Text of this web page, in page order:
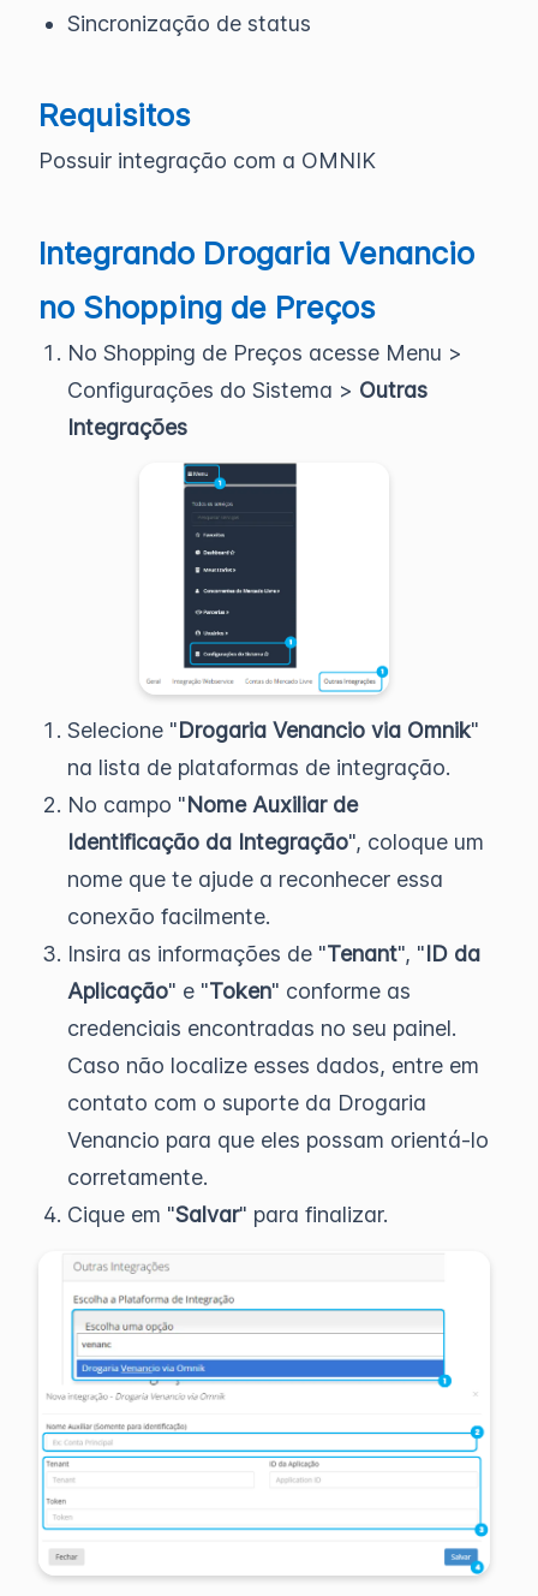
Sincronização de status
Requisitos
Possuir integração com a OMNIK
Integrando Drogaria Venancio
no Shopping de Preços
No Shopping de Preços acesse Menu >
Configurações do Sistema > Outras
Integrações
Selecione "Drogaria Venancio via Omnik"
na lista de plataformas de integração.
No campo "Nome Auxiliar de
Identificação da Integração", coloque um
nome que te ajude a reconhecer essa
conexão facilmente.
Insira as informações de "Tenant", "ID da
Aplicação" e "Token" conforme as
credenciais encontradas no seu painel.
Caso não localize esses dados, entre em
contato com o suporte da Drogaria
Venancio para que eles possam orientá-lo
corretamente.
Cique em "Salvar" para finalizar.